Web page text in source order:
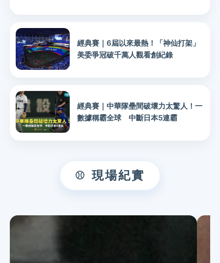
經典賽｜6屆以來最熱！「神仙打架」
美委爭冠破千萬人觀看創紀錄
經典賽｜中華隊壘間破壞力太驚人！一
數據稱霸全球 中斷日本5連霸
現場紀實